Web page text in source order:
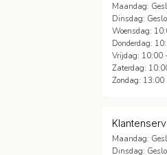
Maandag:
Dinsdag:
Woensdag:
Donderdag:
Vrijdag: 10:00
Zaterdag:
Zondag:
Maandag:
Dinsdag: